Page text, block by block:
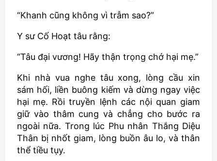
“Khanh cũng không vì trẫm sao?”
Y sư Cố Hoạt tâu rằng:
“Tâu đại vương! Hãy thận trọng chớ hại mẹ.”
Khi nhà vua nghe tâu xong, lòng cầu xin
sám hối, liền buông kiếm và dừng ngay việc
hại mẹ. Rồi truyền lệnh các nội quan giam
giữ vào thâm cung và chẳng cho bước ra
ngoài nữa. Trong lúc Phu nhân Thắng Diệu
Thân bị nhốt giam, lòng buồn âu lo, và thân
thể tiều tụy.